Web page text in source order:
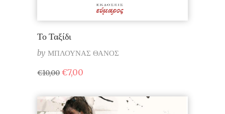
Το Ταξίδι
by ΜΠΛΟΥΝΑΣ ΘΑΝΟΣ
€10,00 Original
price
€10,00.
€7,00
είναι:
€7,00.